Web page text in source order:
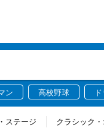
ン 高校野球
ステージ クラシック・